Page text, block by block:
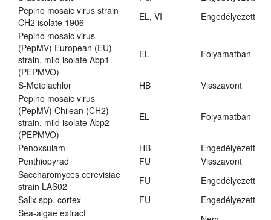
Pepino mosaic virus strain
CH2 isolate 1906
EL, VI
Engedélyezett
Pepino mosaic virus
(PepMV) European (EU)
strain, mild isolate Abp1
(PEPMVO)
EL Folyamatban
S-Metolachlor HB
Visszavont
Pepino mosaic virus
(PepMV) Chilean (CH2)
strain, mild isolate Abp2
(PEPMVO)
EL Folyamatban
Penoxsulam HB
Engedélyezett
Penthiopyrad
FU
Visszavont
Saccharomyces cerevisiae
strain LAS02
FU
Engedélyezett
Salix spp. cortex
FU
Engedélyezett
Sea-algae extract